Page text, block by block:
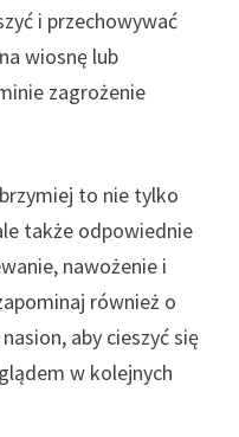
i przechowywać
wiosnę lub
zagrożenie
to nie tylko
także odpowiednie
nawożenie i
również o
aby cieszyć się
w kolejnych